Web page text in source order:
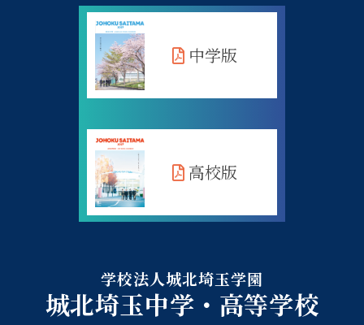
学校法人城北埼玉学園
城北埼玉中学・高等学校
中学版
高校版